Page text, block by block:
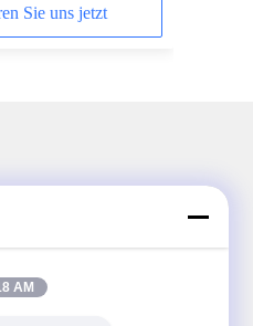
Sie uns jetzt
und
AM